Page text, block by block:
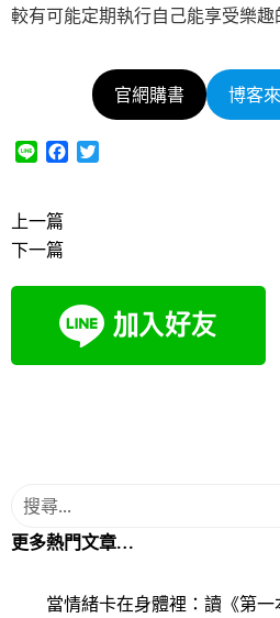
較有可能定期執行自己能享受樂趣
官網購書 博客來
e
o
k
r
上一篇
下一篇
更多熱門文章…
當情緒卡在身體裡：讀《第